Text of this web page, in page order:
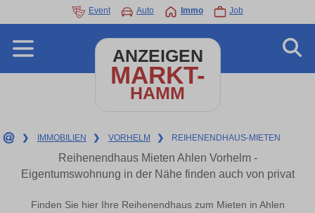
Event Auto Immo Job
ANZEIGEN
MARKT-
HAMM
❯ IMMOBILIEN ❯ VORHELM ❯ REIHENENDHAUS-MIETEN
Reihenendhaus Mieten Ahlen Vorhelm -
Eigentumswohnung in der Nähe finden auch von privat
Finden Sie hier Ihre Reihenendhaus zum Mieten in Ahlen